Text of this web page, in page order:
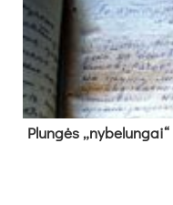
Plun­gės „ny­be­lun­gai“